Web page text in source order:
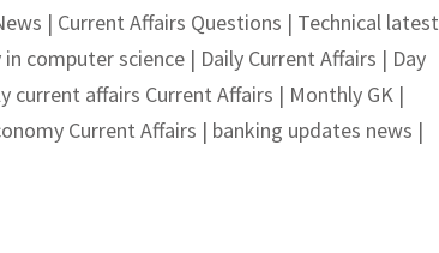
| Current Affairs Questions | Technical latest
computer science | Daily Current Affairs | Day
current affairs Current Affairs | Monthly GK |
Current Affairs | banking updates news |